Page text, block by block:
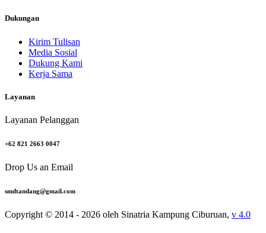
Dukungan
Kirim Tulisan
Media Sosial
Dukung Kami
Kerja Sama
Layanan
Layanan Pelanggan
+62 821 2663 0047
Drop Us an Email
smdtandang@gmail.com
Copyright © 2014 - 2026 oleh Sinatria Kampung Ciburuan, v 4.0